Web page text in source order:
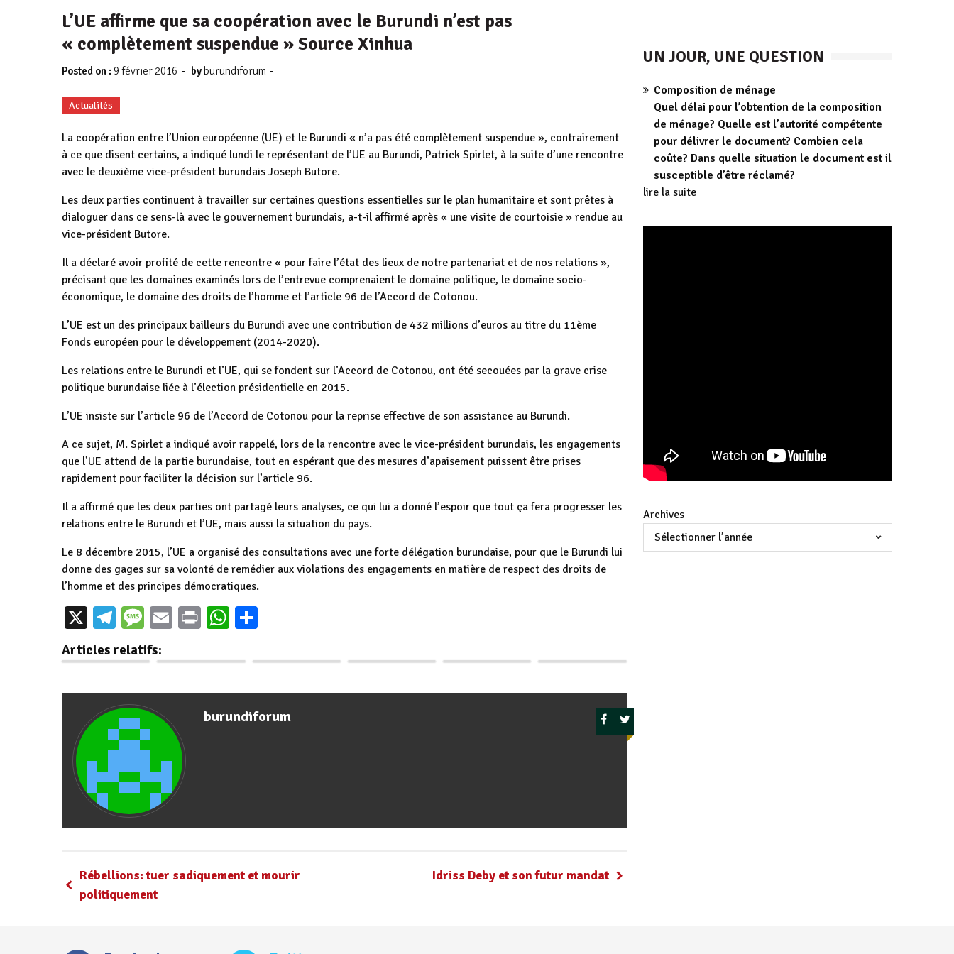
L’UE affirme que sa coopération avec le Burundi n’est pas
« complètement suspendue » Source Xinhua
Posted on :9 février 2016 - by burundiforum -
Actualités
La coopération entre l’Union européenne (UE) et le Burundi « n’a pas été complètement suspendue », contrairement
à ce que disent certains, a indiqué lundi le représentant de l’UE au Burundi, Patrick Spirlet, à la suite d’une rencontre
avec le deuxième vice-président burundais Joseph Butore.
Les deux parties continuent à travailler sur certaines questions essentielles sur le plan humanitaire et sont prêtes à
dialoguer dans ce sens-là avec le gouvernement burundais, a-t-il affirmé après « une visite de courtoisie » rendue au
vice-président Butore.
Il a déclaré avoir profité de cette rencontre « pour faire l’état des lieux de notre partenariat et de nos relations »,
précisant que les domaines examinés lors de l’entrevue comprenaient le domaine politique, le domaine socio-
économique, le domaine des droits de l’homme et l’article 96 de l’Accord de Cotonou.
L’UE est un des principaux bailleurs du Burundi avec une contribution de 432 millions d’euros au titre du 11ème
Fonds européen pour le développement (2014-2020).
Les relations entre le Burundi et l’UE, qui se fondent sur l’Accord de Cotonou, ont été secouées par la grave crise
politique burundaise liée à l’élection présidentielle en 2015.
L’UE insiste sur l’article 96 de l’Accord de Cotonou pour la reprise effective de son assistance au Burundi.
A ce sujet, M. Spirlet a indiqué avoir rappelé, lors de la rencontre avec le vice-président burundais, les engagements
que l’UE attend de la partie burundaise, tout en espérant que des mesures d’apaisement puissent être prises
rapidement pour faciliter la décision sur l’article 96.
Il a affirmé que les deux parties ont partagé leurs analyses, ce qui lui a donné l’espoir que tout ça fera progresser les
relations entre le Burundi et l’UE, mais aussi la situation du pays.
Le 8 décembre 2015, l’UE a organisé des consultations avec une forte délégation burundaise, pour que le Burundi lui
donne des gages sur sa volonté de remédier aux violations des engagements en matière de respect des droits de
l’homme et des principes démocratiques.
X Telegram
Message
EmailPrintWhatsApp
Articles relatifs:
Burundi : Vers une
Coopération
Cuba
Burundi :
Solidarité et
burundiforum
Rébellions: tuer sadiquement et mourir
politiquement
Idriss Deby et son futur mandat
UN JOUR, UNE QUESTION
Composition de ménage
Quel délai pour l’obtention de la composition
de ménage? Quelle est l’autorité compétente
pour délivrer le document? Combien cela
coûte? Dans quelle situation le document est il
susceptible d’être réclamé?
lire la suite
Archives